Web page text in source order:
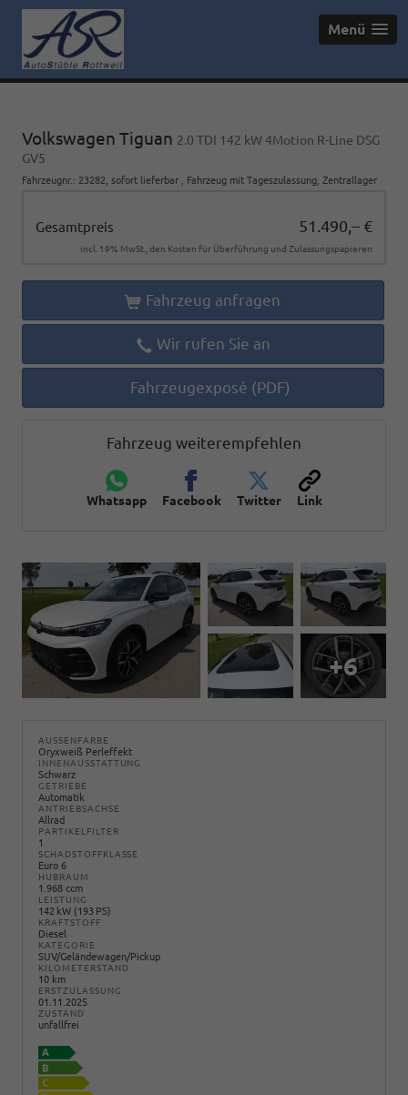
Menü
Volkswagen Tiguan 2.0 TDI 142 kW 4Motion R-Line DSG
GV5
Fahrzeugnr. : 23282 sofort lieferbar Fahrzeug mit Tageszulassung , Zentrallager
Gesamtpreis 51.490,– €
incl. 19% MwSt., den Kosten für Überführung und Zulassungspapieren
Fahrzeug anfragen
Wir rufen Sie an
Fahrzeugexposé (PDF)
Fahrzeug weiterempfehlen
Whatsapp Facebook Twitter Link
+6
AUSSENFARBE
Oryxweiß Perleffekt
INNENAUSSTATTUNG
Schwarz
GETRIEBE
Automatik
ANTRIEBSACHSE
Allrad
PARTIKELFILTER
1
SCHADSTOFFKLASSE
Euro 6
HUBRAUM
1.968 ccm
LEISTUNG
142 kW (193 PS)
KRAFTSTOFF
Diesel
KATEGORIE
SUV/Geländewagen/Pickup
KILOMETERSTAND
10 km
ERSTZULASSUNG
01.11.2025
ZUSTAND
unfallfrei